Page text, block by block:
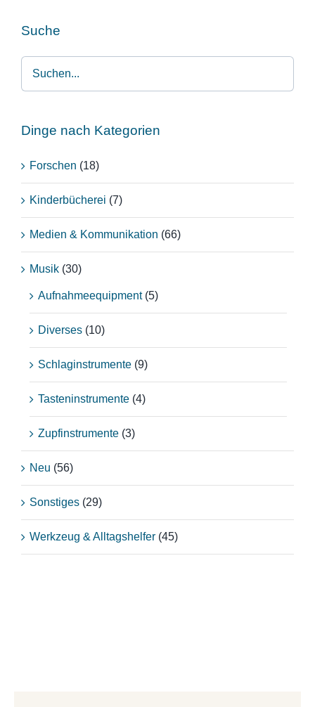
Suche
Dinge nach Kategorien
Forschen (18)
Kinderbücherei (7)
Medien & Kommunikation (66)
Musik (30)
Aufnahmeequipment (5)
Diverses (10)
Schlaginstrumente (9)
Tasteninstrumente (4)
Zupfinstrumente (3)
Neu (56)
Sonstiges (29)
Werkzeug & Alltagshelfer (45)